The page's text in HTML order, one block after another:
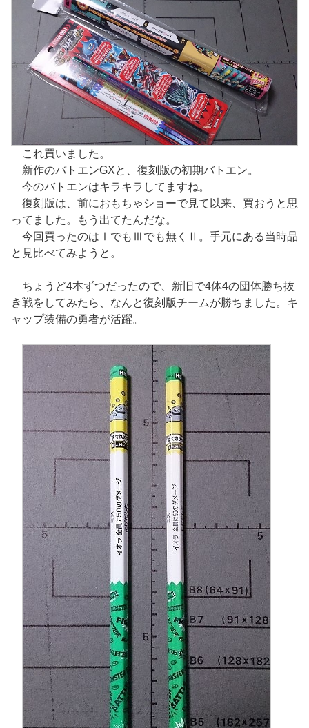
これ買いました。
新作のバトエンGXと、復刻版の初期バトエン。
今のバトエンはキラキラしてますね。
復刻版は、前におもちゃショーで見て以来、買おうと思
ってました。もう出てたんだな。
今回買ったのはⅠでもⅢでも無くⅡ。手元にある当時品
と見比べてみようと。
ちょうど4本ずつだったので、新旧で4体4の団体勝ち抜
き戦をしてみたら、なんと復刻版チームが勝ちました。キ
ャップ装備の勇者が活躍。